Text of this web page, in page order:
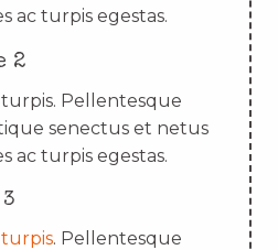
ac turpis egestas.
2
Pellentesque
senectus et netus
ac turpis egestas.
. Pellentesque